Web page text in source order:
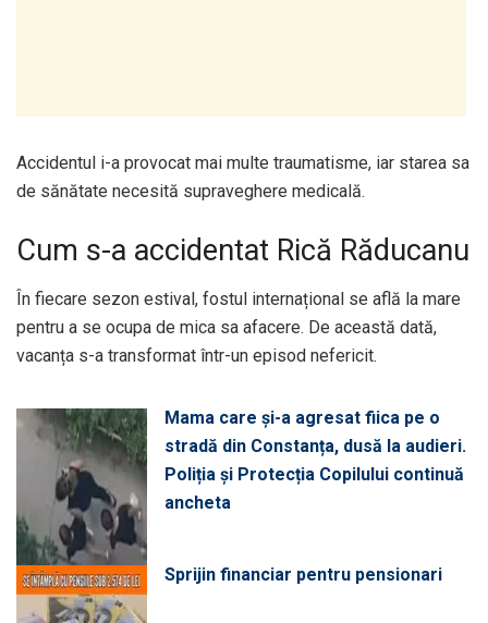
Accidentul i-a provocat mai multe traumatisme, iar starea sa
de sănătate necesită supraveghere medicală.
Cum s-a accidentat Rică Răducanu
În fiecare sezon estival, fostul internațional se află la mare
pentru a se ocupa de mica sa afacere. De această dată,
vacanța s-a transformat într-un episod nefericit.
Mama care și-a agresat fiica pe o
stradă din Constanța, dusă la audieri.
Poliția și Protecția Copilului continuă
ancheta
Sprijin financiar pentru pensionari